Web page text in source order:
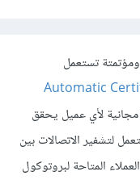
تستعمل
ACME ‏(Automatic
مجانية لأي عميل يحقق
لتشفير الاتصالات بين
المتاحة لبروتوكول